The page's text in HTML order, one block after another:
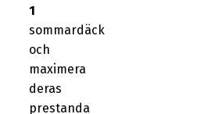
1
sommardäck
och
maximera
deras
prestanda